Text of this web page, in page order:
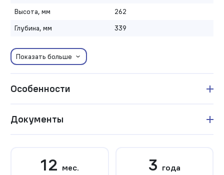
Высота, мм
262
Глубина, мм
339
Показать больше
Особенности
Документы
12 мес. 3 года